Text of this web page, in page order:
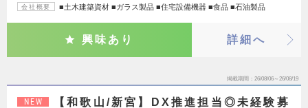
会社概要 ■土木建築資材 ■ガラス製品 ■住宅設備機器 ■食品 ■石油製品
興味あり 詳細へ
掲載期間 26/08/06～26/08/19
NEW
【和歌山/新宮】DX推進担当◎未経験募